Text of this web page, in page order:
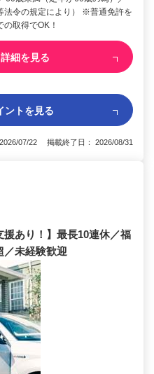
令の規定により） ※普通免許を
取得でOK！
詳細を見る
ントを見る
07/22 掲載終了日： 2026/08/31
援あり！】最長10連休／福
／未経験歓迎